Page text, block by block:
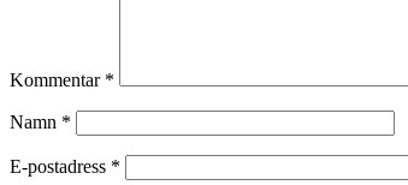
Kommentar *
Namn *
E-postadress *